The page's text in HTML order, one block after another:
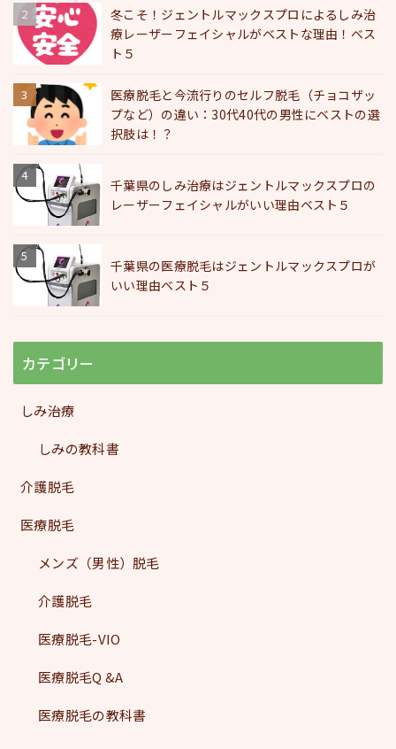
冬こそ！ジェントルマックスプロによるしみ治
療レーザーフェイシャルがベストな理由！ベス
ト５
医療脱毛と今流行りのセルフ脱毛（チョコザッ
プなど）の違い：30代40代の男性にベストの選
択肢は！？
千葉県のしみ治療はジェントルマックスプロの
レーザーフェイシャルがいい理由ベスト５
千葉県の医療脱毛はジェントルマックスプロが
いい理由ベスト５
カテゴリー
しみ治療
しみの教科書
介護脱毛
医療脱毛
メンズ（男性）脱毛
介護脱毛
医療脱毛-VIO
医療脱毛Q &A
医療脱毛の教科書